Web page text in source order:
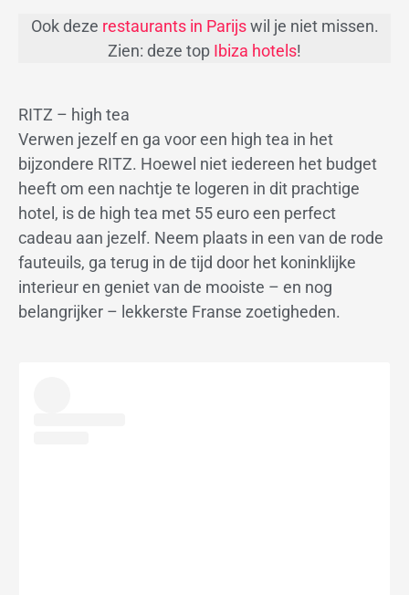
Ook deze restaurants in Parijswil je niet missen.
Zien: deze top Ibiza hotels!
RITZ – high tea
Verwen jezelf en ga voor een high tea in het
bijzondere RITZ. Hoewel niet iedereen het budget
heeft om een nachtje te logeren in dit prachtige
hotel, is de high tea met 55 euro een perfect
cadeau aan jezelf. Neem plaats in een van de rode
fauteuils, ga terug in de tijd door het koninklijke
interieur en geniet van de mooiste – en nog
belangrijker – lekkerste Franse zoetigheden.